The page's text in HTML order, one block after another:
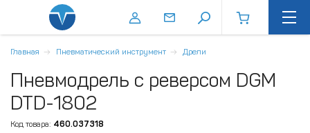
Главная Пневматический инструмент Дрели
Пневмодрель с реверсом DGM
DTD-1802
Код товара: 460.037318